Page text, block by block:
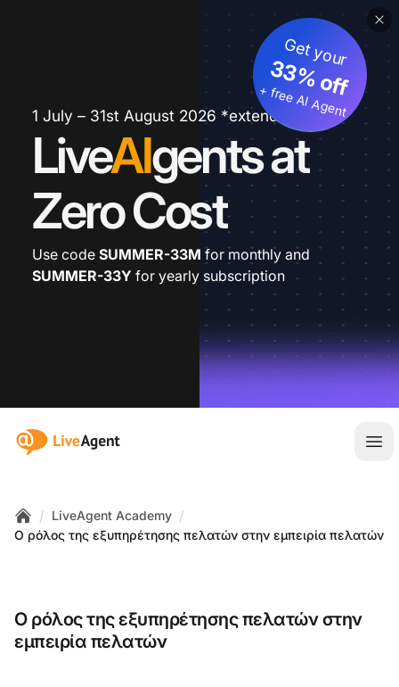
1 July – 31st August 2026 *extended
LiveAIgents at
Zero Cost
Get your
33% off
+ free AI Agent
Use code SUMMER-33M for monthly and
SUMMER-33Y for yearly subscription
:site.title
Home
/ LiveAgent Academy /
Ο ρόλος της εξυπηρέτησης πελατών στην εμπειρία πελατών
Ο ρόλος της εξυπηρέτησης πελατών στην
εμπειρία πελατών